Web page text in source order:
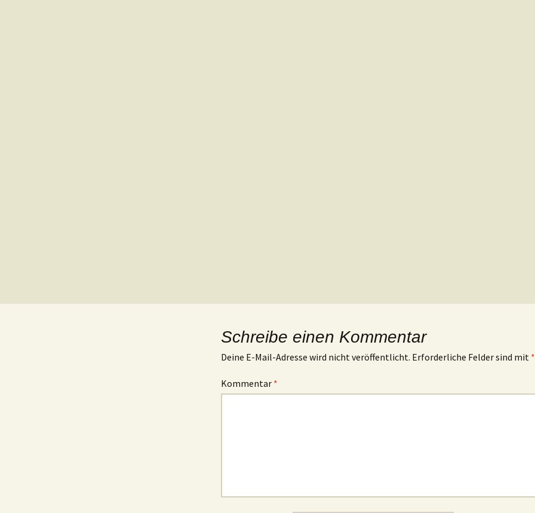
Schreibe einen Kommentar
Deine E-Mail-Adresse wird nicht veröffentlicht. Erforderliche Felder sind mit *
Kommentar *